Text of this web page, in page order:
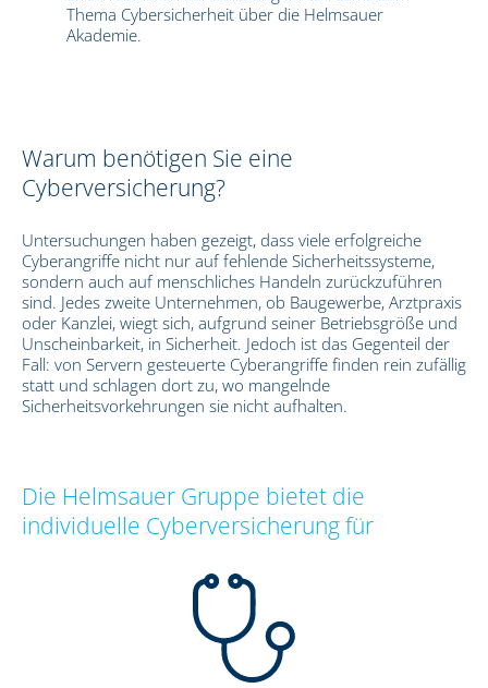
Thema Cybersicherheit über die Helmsauer
Akademie.
Warum benötigen Sie eine
Cyberversicherung?
Untersuchungen haben gezeigt, dass viele erfolgreiche
Cyberangriffe nicht nur auf fehlende Sicherheitssysteme,
sondern auch auf menschliches Handeln zurückzuführen
sind. Jedes zweite Unternehmen, ob Baugewerbe, Arztpraxis
oder Kanzlei, wiegt sich, aufgrund seiner Betriebsgröße und
Unscheinbarkeit, in Sicherheit. Jedoch ist das Gegenteil der
Fall: von Servern gesteuerte Cyberangriffe finden rein zufällig
statt und schlagen dort zu, wo mangelnde
Sicherheitsvorkehrungen sie nicht aufhalten.
Die Helmsauer Gruppe bietet die
individuelle Cyberversicherung für